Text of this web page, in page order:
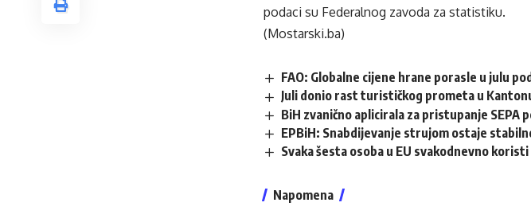
podaci su Federalnog zavoda za statistiku.
(Mostarski.ba)
FAO: Globalne cijene hrane porasle u julu
Juli donio rast turističkog prometa u
BiH zvanično aplicirala za pristupanje SEPA
EPBiH: Snabdijevanje strujom ostaje
Svaka šesta osoba u EU svakodnevno
Napomena